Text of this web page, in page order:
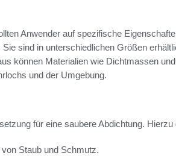
Anwender auf spezifische
sind in unterschiedlichen Größen
können Materialien wie Dichtmassen
und der Umgebung.
für eine saubere Abdichtung. Hierzu
Staub und Schmutz.